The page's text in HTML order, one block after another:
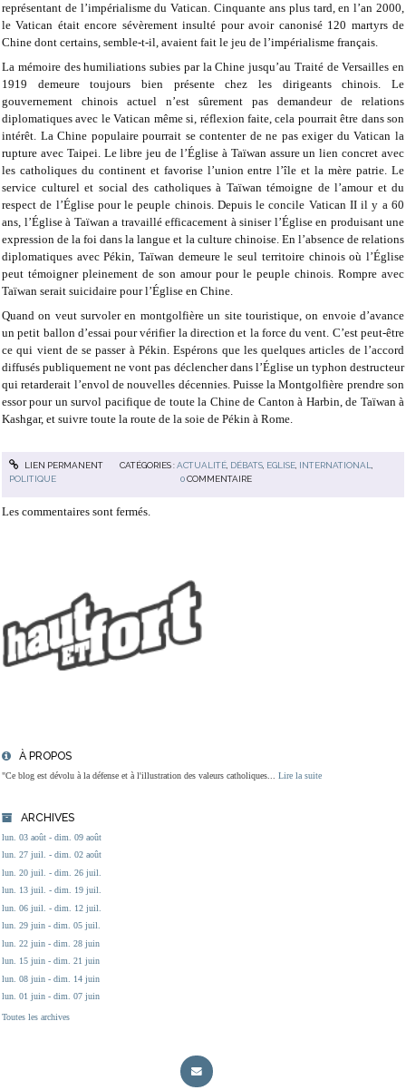
À PROPOS
"Ce blog est dévolu à la défense et à l'illustration des valeurs catholiques... Lire la suite
ARCHIVES
lun. 03 août - dim. 09 août
lun. 27 juil. - dim. 02 août
lun. 20 juil. - dim. 26 juil.
lun. 13 juil. - dim. 19 juil.
lun. 06 juil. - dim. 12 juil.
lun. 29 juin - dim. 05 juil.
lun. 22 juin - dim. 28 juin
lun. 15 juin - dim. 21 juin
lun. 08 juin - dim. 14 juin
lun. 01 juin - dim. 07 juin
Toutes les archives
représentant de l’impérialisme du Vatican. Cinquante ans plus tard, en l’an 2000,
le Vatican était encore sévèrement insulté pour avoir canonisé 120 martyrs de
Chine dont certains, semble-t-il, avaient fait le jeu de l’impérialisme français.
La mémoire des humiliations subies par la Chine jusqu’au Traité de Versailles en
1919 demeure toujours bien présente chez les dirigeants chinois. Le
gouvernement chinois actuel n’est sûrement pas demandeur de relations
diplomatiques avec le Vatican même si, réflexion faite, cela pourrait être dans son
intérêt. La Chine populaire pourrait se contenter de ne pas exiger du Vatican la
rupture avec Taipei. Le libre jeu de l’Église à Taïwan assure un lien concret avec
les catholiques du continent et favorise l’union entre l’île et la mère patrie. Le
service culturel et social des catholiques à Taïwan témoigne de l’amour et du
respect de l’Église pour le peuple chinois. Depuis le concile Vatican II il y a 60
ans, l’Église à Taïwan a travaillé efficacement à siniser l’Église en produisant une
expression de la foi dans la langue et la culture chinoise. En l’absence de relations
diplomatiques avec Pékin, Taïwan demeure le seul territoire chinois où l’Église
peut témoigner pleinement de son amour pour le peuple chinois. Rompre avec
Taïwan serait suicidaire pour l’Église en Chine.
Quand on veut survoler en montgolfière un site touristique, on envoie d’avance
un petit ballon d’essai pour vérifier la direction et la force du vent. C’est peut-être
ce qui vient de se passer à Pékin. Espérons que les quelques articles de l’accord
diffusés publiquement ne vont pas déclencher dans l’Église un typhon destructeur
qui retarderait l’envol de nouvelles décennies. Puisse la Montgolfière prendre son
essor pour un survol pacifique de toute la Chine de Canton à Harbin, de Taïwan à
Kashgar, et suivre toute la route de la soie de Pékin à Rome.
LIEN PERMANENT CATÉGORIES :ACTUALITÉ, DÉBATS, EGLISE, INTERNATIONAL
POLITIQUE
0 COMMENTAIRE
Les commentaires sont fermés.